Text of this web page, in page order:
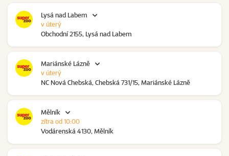
Lysá nad Labem
Obchodní 2155, Lysá nad Labem
v úterý
Mariánské Lázně
NC Nová Chebská, Chebská 731/15, Mariánské Lázně
v úterý
Mělník
Vodárenská 4130, Mělník
zítra od 10:00